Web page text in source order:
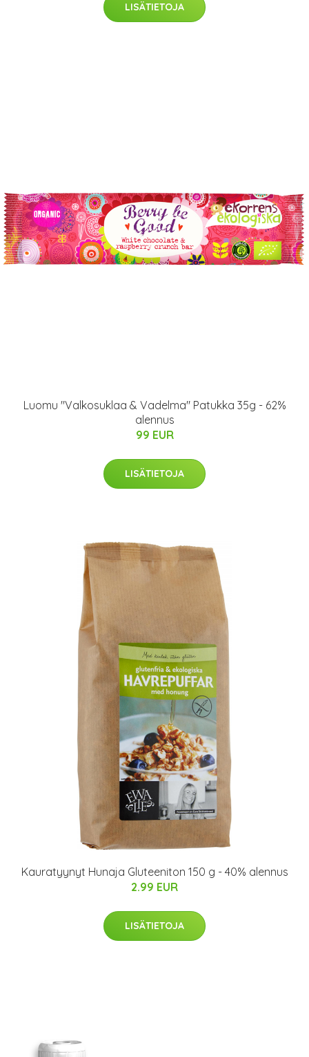
LISÄTIETOJA
Luomu "Valkosuklaa & Vadelma" Patukka 35g - 62%
alennus
99 EUR
LISÄTIETOJA
Kauratyynyt Hunaja Gluteeniton 150 g - 40% alennus
2.99 EUR
LISÄTIETOJA